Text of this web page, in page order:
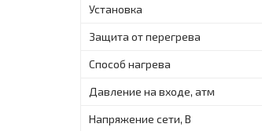
Установка
Защита от перегрева
Способ нагрева
Давление на входе, атм
Напряжение сети, В